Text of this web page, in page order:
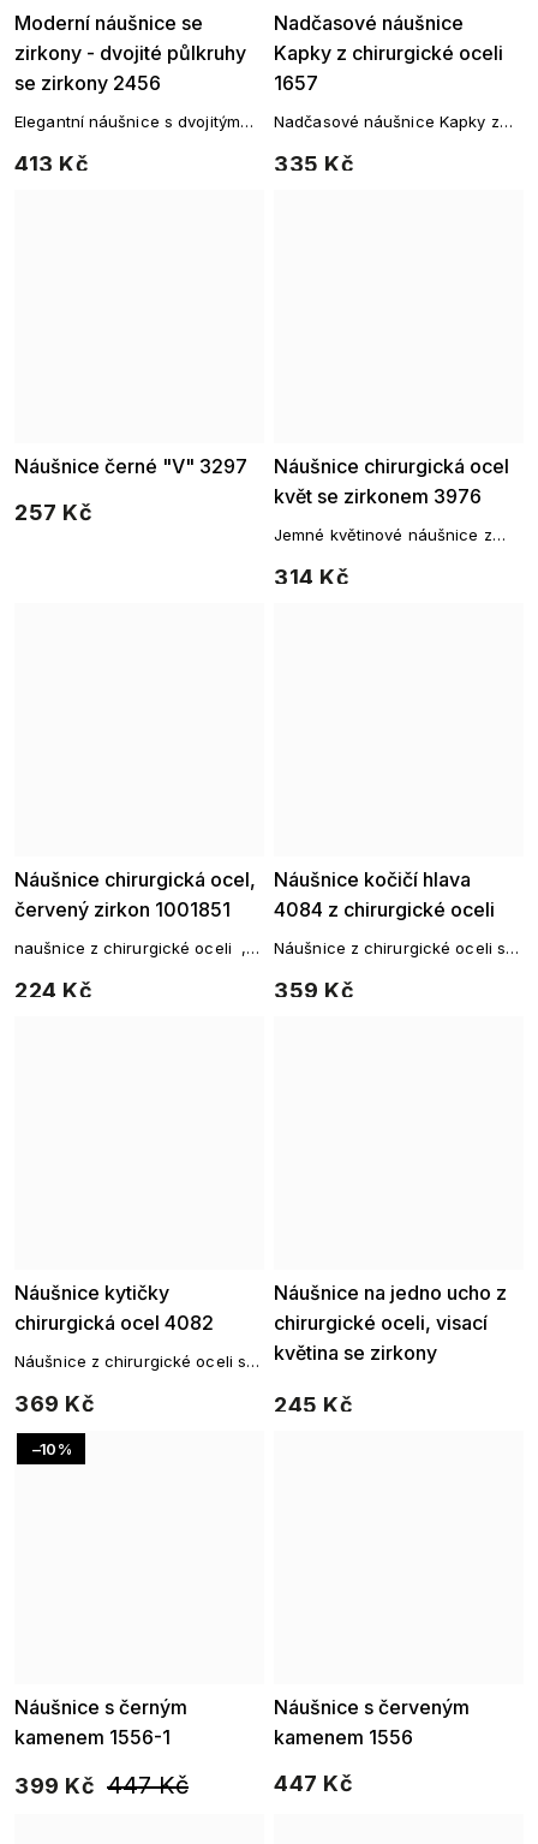
Moderní náušnice se
zirkony - dvojité půlkruhy
se zirkony 2456
413 Kč
Elegantní náušnice s dvojitým
zirkony pro moderní vzhled.
Nadčasové náušnice
Kapky z chirurgické oceli
1657
335 Kč
Nadčasové náušnice Kapky z
Náušnice černé "V" 3297
257 Kč
Náušnice chirurgická ocel
květ se zirkonem 3976
314 Kč
Jemné květinové náušnice z
Náušnice chirurgická ocel,
červený zirkon 1001851
224 Kč
naušnice z chirurgické oceli ,
alergiky , typ naušnice kroužek
Náušnice kočičí hlava
4084 z chirurgické oceli
359 Kč
Náušnice z chirurgické oceli s
Náušnice kytičky
chirurgická ocel 4082
369 Kč
Náušnice z chirurgické oceli s
Náušnice na jedno ucho z
chirurgické oceli, visací
květina se zirkony
245 Kč
Akce
–10 %
Náušnice s černým
kamenem 1556-1
447 Kč
399 Kč
Náušnice s červeným
kamenem 1556
447 Kč